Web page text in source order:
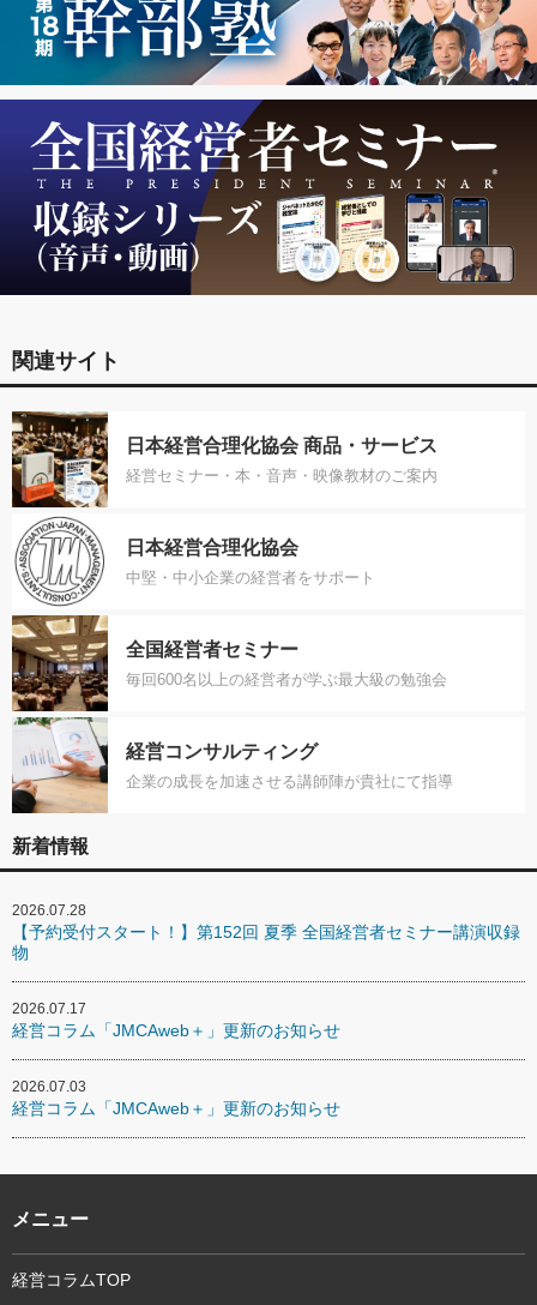
関連サイト
日本経営合理化協会 商品・サービス
経営セミナー・本・音声・映像教材のご案内
日本経営合理化協会
中堅・中小企業の経営者をサポート
全国経営者セミナー
毎回600名以上の経営者が学ぶ最大級の勉強会
経営コンサルティング
企業の成長を加速させる講師陣が貴社にて指導
新着情報
2026.07.28
【予約受付スタート！】第152回 夏季 全国経営者セミナー講演収録
物
2026.07.17
経営コラム「JMCAweb＋」更新のお知らせ
2026.07.03
経営コラム「JMCAweb＋」更新のお知らせ
メニュー
経営コラムTOP